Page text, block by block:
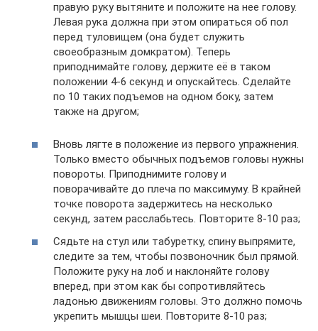
правую руку вытяните и положите на нее голову.
Левая рука должна при этом опираться об пол
перед туловищем (она будет служить
своеобразным домкратом). Теперь
приподнимайте голову, держите её в таком
положении 4-6 секунд и опускайтесь. Сделайте
по 10 таких подъемов на одном боку, затем
также на другом;
Вновь лягте в положение из первого упражнения.
Только вместо обычных подъемов головы нужны
повороты. Приподнимите голову и
поворачивайте до плеча по максимуму. В крайней
точке поворота задержитесь на несколько
секунд, затем расслабьтесь. Повторите 8-10 раз;
Сядьте на стул или табуретку, спину выпрямите,
следите за тем, чтобы позвоночник был прямой.
Положите руку на лоб и наклоняйте голову
вперед, при этом как бы сопротивляйтесь
ладонью движениям головы. Это должно помочь
укрепить мышцы шеи. Повторите 8-10 раз;